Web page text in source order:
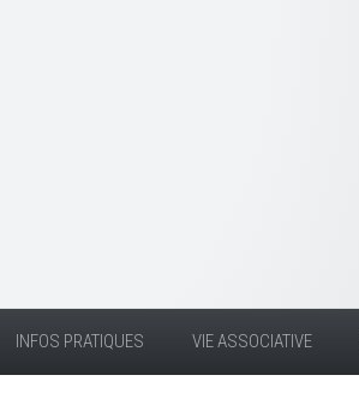
INFOS PRATIQUES VIE ASSOCIATIVE